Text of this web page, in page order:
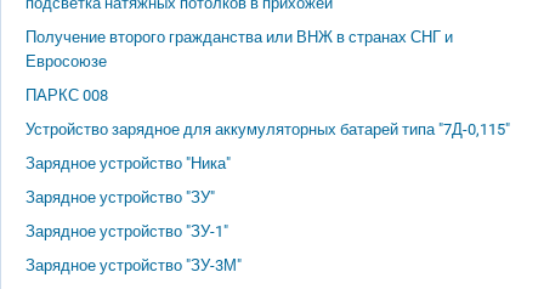
Получение второго гражданства или ВНЖ в странах СНГ и
Евросоюзе
ПАРКС 008
Устройство зарядное для аккумуляторных батарей типа "7Д-0,115"
Зарядное устройство "Ника"
Зарядное устройство "ЗУ"
Зарядное устройство "ЗУ-1"
Зарядное устройство "ЗУ-3М"